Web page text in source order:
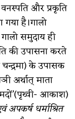
और प्रकृति
है।गालो
समुदाय ही
की उपासना करते
के उपासक
अर्थात् माता
मदों’(पृथ्वी- आकाश)
धर्माश्रित